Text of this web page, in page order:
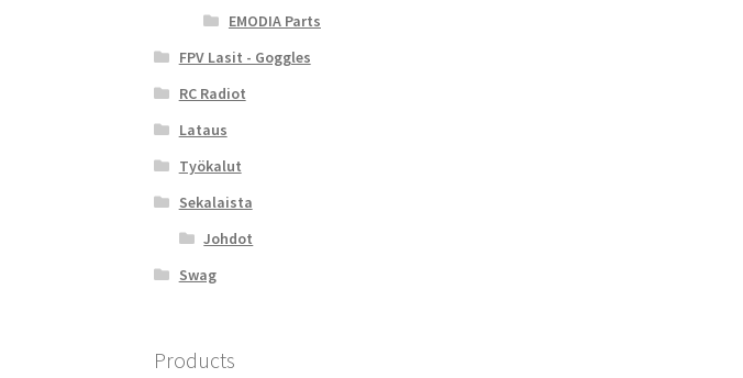
EMODIA Parts
FPV Lasit - Goggles
RC Radiot
Lataus
Työkalut
Sekalaista
Johdot
Swag
Products